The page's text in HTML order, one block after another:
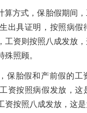
算方式，保胎假期间，
出具证明，按照病假
工资则按照八成发放
殊照顾。
保胎假和产前假的工
资按照病假发放，这
资按照八成发放，这